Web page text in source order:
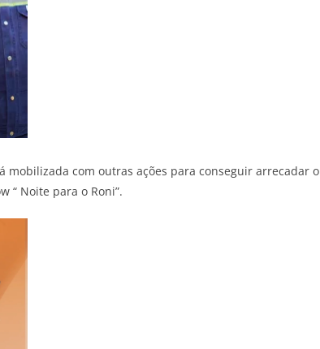
mobilizada com outras ações para conseguir arrecadar o
“ Noite para o Roni”.